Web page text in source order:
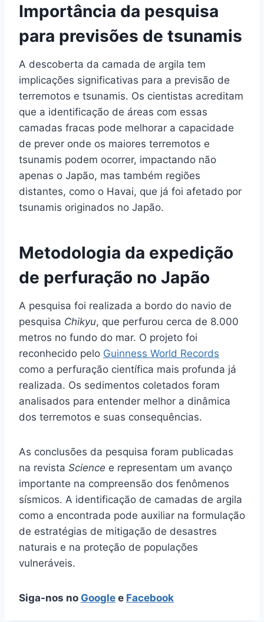
Importância da pesquisa
para previsões de tsunamis
A descoberta da camada de argila tem
implicações significativas para a previsão de
terremotos e tsunamis. Os cientistas acreditam
que a identificação de áreas com essas
camadas fracas pode melhorar a capacidade
de prever onde os maiores terremotos e
tsunamis podem ocorrer, impactando não
apenas o Japão, mas também regiões
distantes, como o Havai, que já foi afetado por
tsunamis originados no Japão.
Metodologia da expedição
de perfuração no Japão
A pesquisa foi realizada a bordo do navio de
pesquisa Chikyu, que perfurou cerca de 8.000
metros no fundo do mar. O projeto foi
reconhecido pelo Guinness World Records
como a perfuração científica mais profunda já
realizada. Os sedimentos coletados foram
analisados para entender melhor a dinâmica
dos terremotos e suas consequências.
As conclusões da pesquisa foram publicadas
na revista Science e representam um avanço
importante na compreensão dos fenômenos
sísmicos. A identificação de camadas de argila
como a encontrada pode auxiliar na formulação
de estratégias de mitigação de desastres
naturais e na proteção de populações
vulneráveis.
Siga-nos no Google e Facebook